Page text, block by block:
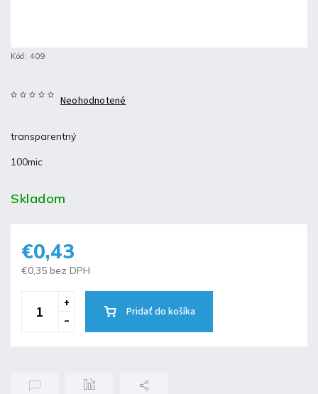
Kód: 409
Neohodnotené
transparentný
100mic
Skladom
€0,43
€0,35 bez DPH
Pridať do košíka